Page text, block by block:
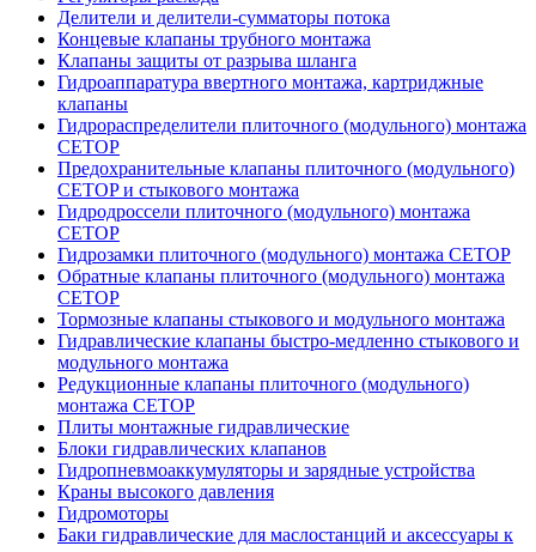
Делители и делители-сумматоры потока
Концевые клапаны трубного монтажа
Клапаны защиты от разрыва шланга
Гидроаппаратура ввертного монтажа, картриджные
клапаны
Гидрораспределители плиточного (модульного) монтажa
CETOP
Предохранительные клапаны плиточного (модульного)
CETOP и стыкового монтажа
Гидродроссели плиточного (модульного) монтажа
CETOP
Гидрозамки плиточного (модульного) монтажа CETOP
Обратные клапаны плиточного (модульного) монтажа
CETOP
Тормозные клапаны стыкового и модульного монтажа
Гидравлические клапаны быстро-медленно стыкового и
модульного монтажа
Редукционные клапаны плиточного (модульного)
монтажа CETOP
Плиты монтажные гидравлические
Блоки гидравлических клапанов
Гидропневмоаккумуляторы и зарядные устройства
Краны высокого давления
Гидромоторы
Баки гидравлические для маслостанций и аксессуары к